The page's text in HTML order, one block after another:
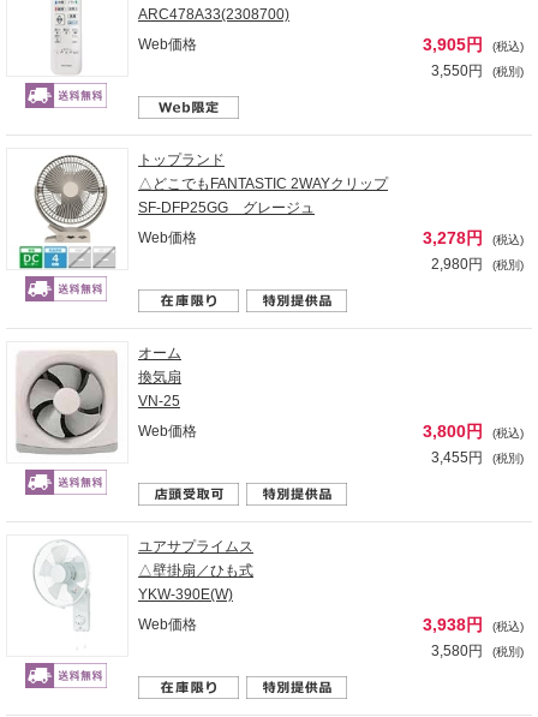
ARC478A33(2308700)
Web価格
3,905円 (税込)
3,550円 (税別)
トップランド
△どこでもFANTASTIC 2WAYクリップ
SF-DFP25GG グレージュ
Web価格
3,278円 (税込)
2,980円 (税別)
オーム
換気扇
VN-25
Web価格
3,800円 (税込)
3,455円 (税別)
ユアサプライムス
△壁掛扇／ひも式
YKW-390E(W)
Web価格
3,938円 (税込)
3,580円 (税別)